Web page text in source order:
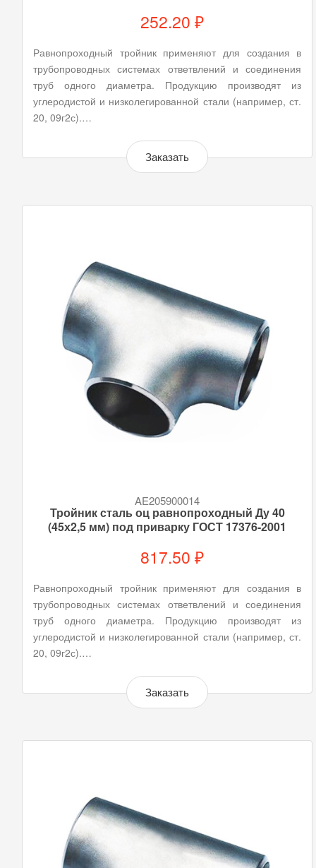
252.20 ₽
Равнопроходный тройник применяют для создания в
трубопроводных системах ответвлений и соединения
труб одного диаметра. Продукцию производят из
углеродистой и низколегированной стали (например, ст.
20, 09г2с).…
Заказать
AE205900014
Тройник сталь оц равнопроходный Ду 40
(45х2,5 мм) под приварку ГОСТ 17376-2001
817.50 ₽
Равнопроходный тройник применяют для создания в
трубопроводных системах ответвлений и соединения
труб одного диаметра. Продукцию производят из
углеродистой и низколегированной стали (например, ст.
20, 09г2с).…
Заказать